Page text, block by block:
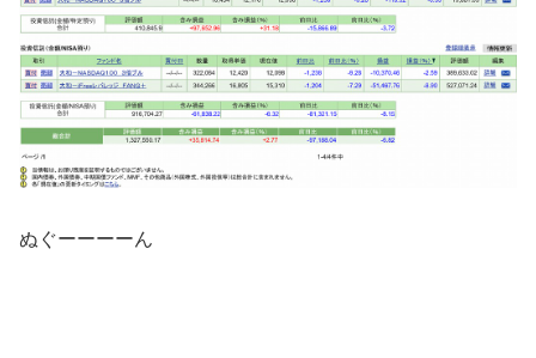
ぬぐーーーーん